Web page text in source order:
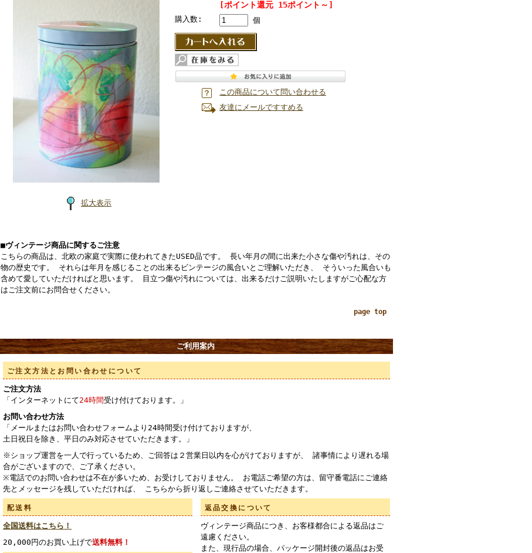
拡大表示
[ポイント還元 15ポイント～]
購入数: 個
この商品について問い合わせる
友達にメールですすめる
■ヴィンテージ商品に関するご注意
こちらの商品は、北欧の家庭で実際に使われてきたUSED品です。 長い年月の間に出来た小さな傷や汚れは、その
物の歴史です。 それらは年月を感じることの出来るビンテージの風合いとご理解いただき、 そういった風合いも
含めて愛していただければと思います。 目立つ傷や汚れについては、出来るだけご説明いたしますがご心配な方
はご注文前にお問合せください。
page top
ご利用案内
ご注文方法とお問い合わせについて
ご注文方法
「インターネットにて24時間受け付けております。」
お問い合わせ方法
「メールまたはお問い合わせフォームより24時間受け付けておりますが、
土日祝日を除き、平日のみ対応させていただきます。」
※ショップ運営を一人で行っているため、ご回答は２営業日以内を心がけておりますが、 諸事情により遅れる場
合がございますので、ご了承ください。
※電話でのお問い合わせは不在が多いため、お受けしておりません。 お電話ご希望の方は、留守番電話にご連絡
先とメッセージを残していただければ、 こちらから折り返しご連絡させていただきます。
配送料
全国送料はこちら！
20,000円のお買い上げで送料無料！
返品交換について
ヴィンテージ商品につき、お客様都合による返品はご
遠慮ください。
また、現行品の場合、パッケージ開封後の返品はお受